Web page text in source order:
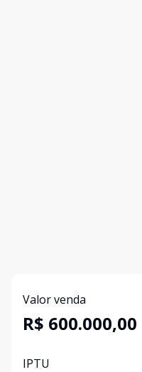
Valor venda
R$ 600.000,00
IPTU